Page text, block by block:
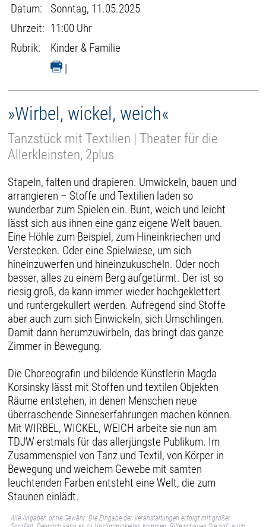
Datum:
Sonntag, 11.05.2025
Uhrzeit: 11:00 Uhr
Rubrik:
Kinder & Familie
|
»Wirbel, wickel, weich«
Tanzstück mit Textilien | Theater für die
Allerkleinsten, 2plus
Stapeln, falten und drapieren. Umwickeln, bauen und
arrangieren – Stoffe und Textilien laden so
wunderbar zum Spielen ein. Bunt, weich und leicht
lässt sich aus ihnen eine ganz eigene Welt bauen.
Eine Höhle zum Beispiel, zum Hineinkriechen und
Verstecken. Oder eine Spielwiese, um sich
hineinzuwerfen und hineinzukuscheln. Oder noch
besser, alles zu einem Berg aufgetürmt. Der ist so
riesig groß, da kann immer wieder hochgeklettert
und runtergekullert werden. Aufregend sind Stoffe
aber auch zum sich Einwickeln, sich Umschlingen.
Damit dann herumzuwirbeln, das bringt das ganze
Zimmer in Bewegung.
Die Choreografin und bildende Künstlerin Magda
Korsinsky lässt mit Stoffen und textilen Objekten
Räume entstehen, in denen Menschen neue
überraschende Sinneserfahrungen machen können.
Mit WIRBEL, WICKEL, WEICH arbeite sie nun am
TDJW erstmals für das allerjüngste Publikum. Im
Zusammenspiel von Tanz und Textil, von Körper in
Bewegung und weichem Gewebe mit samten
leuchtenden Farben entsteht eine Welt, die zum
Staunen einlädt.
Alle Angaben ohne Gewähr. Die Eingabe der Veranstaltungen erfolgt mit großer